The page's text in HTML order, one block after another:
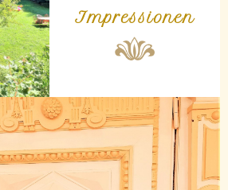
Impressionen